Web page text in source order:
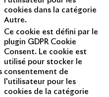
cookies dans la catégorie
Autre.
Ce cookie est défini par le
plugin GDPR Cookie
Consent. Le cookie est
utilisé pour stocker le
consentement de
l'utilisateur pour les
cookies de la catégorie